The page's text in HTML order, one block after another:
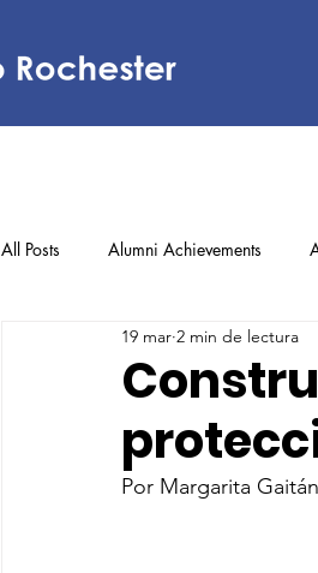
All Posts Alumni Achievements
Lower Elementary Middle School
Upper Elementary
19 mar 2 min de lectura
Por Margarita